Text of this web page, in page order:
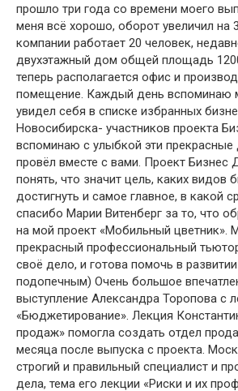
прошло три года со времени моего
меня всё хорошо, оборот увеличил на
компании работает 20 человек,
двухэтажный дом общей площадь
теперь располагается офис и
помещение. Каждый день вспоминаю
увидел себя в списке избранных
Новосибирска- участников проекта
вспоминаю с улыбкой эти прекрасные
провёл вместе с вами. Проект Бизнес
понять, что значит цель, каких видов
достигнуть и самое главное, в какой
спасибо Марии Витенберг за то, что
на мой проект «Мобильный цветник».
прекрасный профессиональный
своё дело, и готова помочь в
подопечным) Очень большое
выступление Александра Торопова с
«Бюджетирование». Лекция
продаж» помогла создать отдел
месяца после выпуска с проекта.
строгий и правильный специалист и
дела, тема его лекции «Риски и их